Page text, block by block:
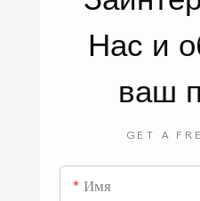
Нас и
ваш
GET A
Имя